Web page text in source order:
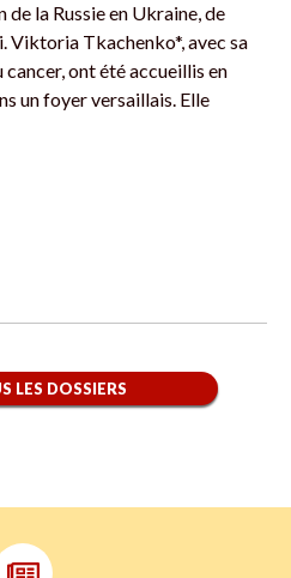
de la Russie en Ukraine, de
Viktoria Tkachenko*, avec sa
ont été accueillis en
un foyer versaillais. Elle
LES DOSSIERS